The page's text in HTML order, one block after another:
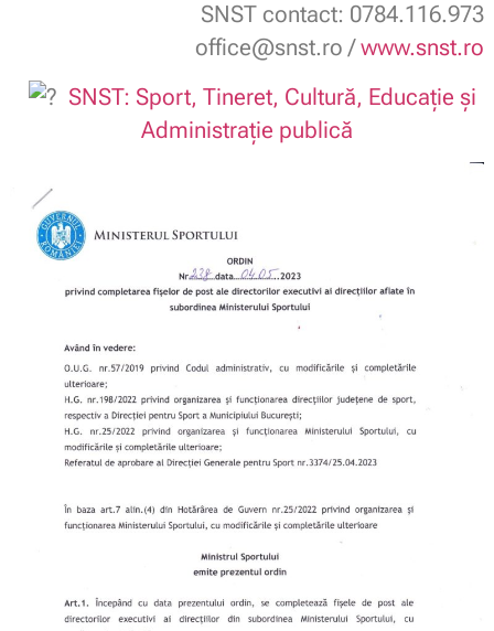
SNST contact: 0784.116.973
office@snst.ro /www.snst.ro
SNST: Sport, Tineret, Cultură, Educație și
Administrație publică